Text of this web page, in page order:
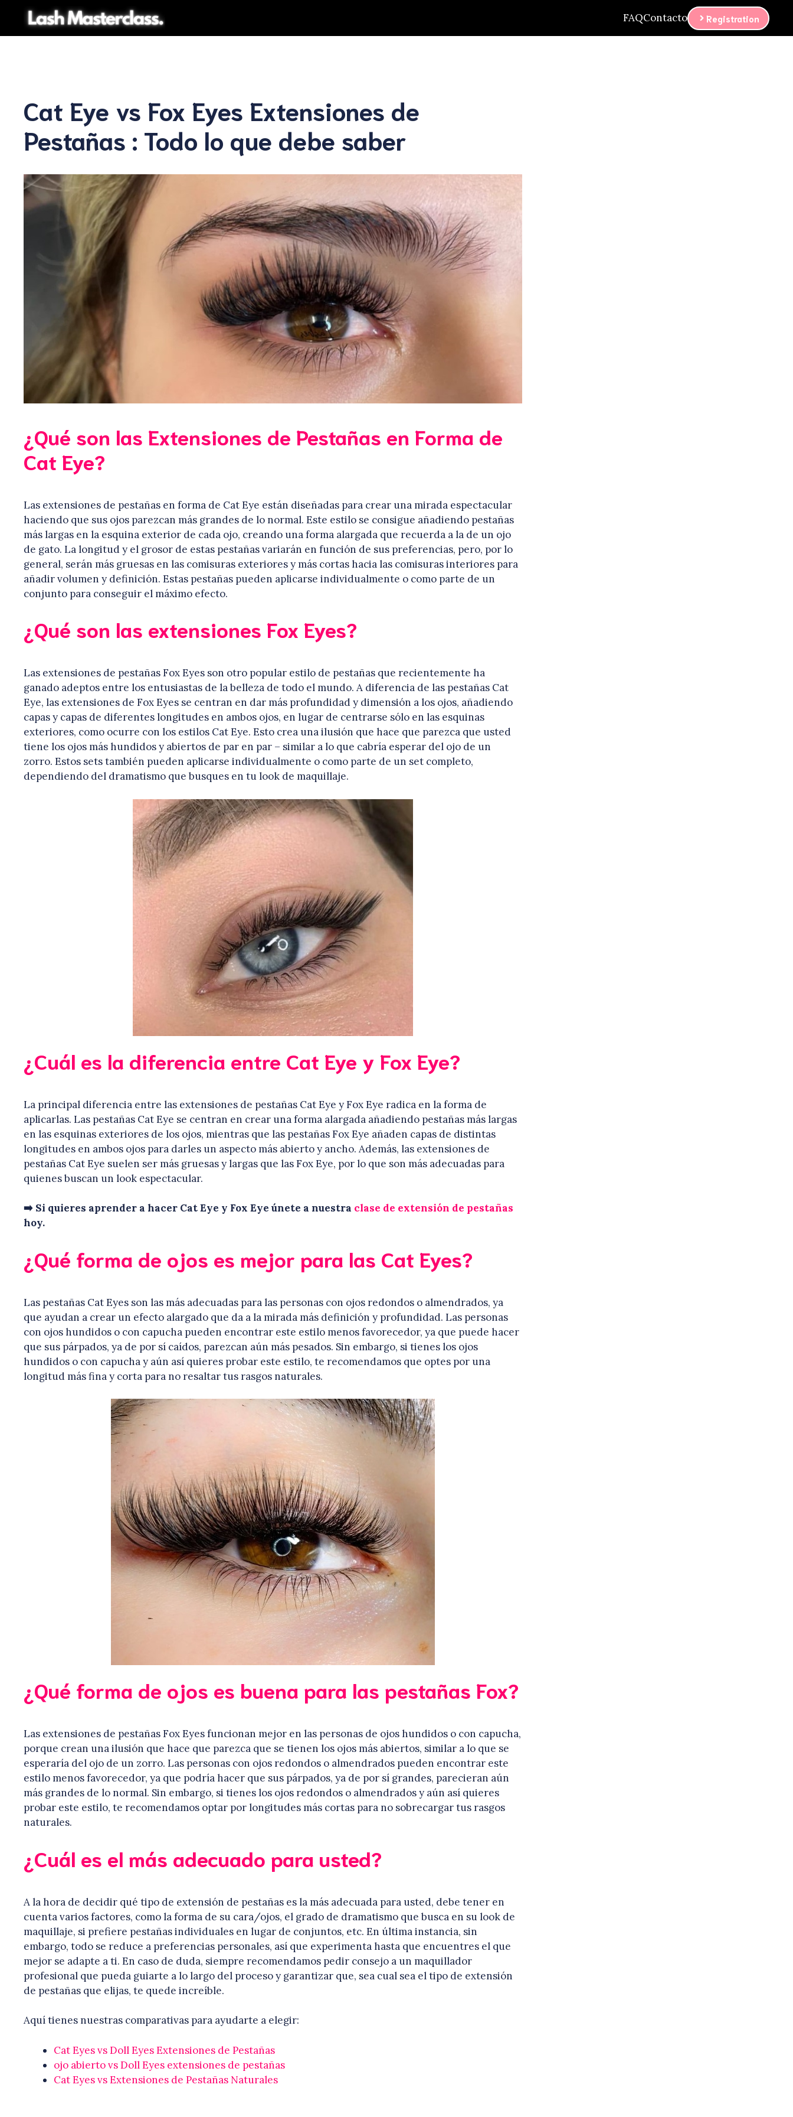
contenido
FAQContacto Registration
Cat Eye vs Fox Eyes Extensiones de
Pestañas : Todo lo que debe saber
¿Qué son las Extensiones de Pestañas en Forma de
Cat Eye?
Las extensiones de pestañas en forma de Cat Eye están diseñadas para crear una mirada espectacular
haciendo que sus ojos parezcan más grandes de lo normal. Este estilo se consigue añadiendo pestañas
más largas en la esquina exterior de cada ojo, creando una forma alargada que recuerda a la de un ojo
de gato. La longitud y el grosor de estas pestañas variarán en función de sus preferencias, pero, por lo
general, serán más gruesas en las comisuras exteriores y más cortas hacia las comisuras interiores para
añadir volumen y definición. Estas pestañas pueden aplicarse individualmente o como parte de un
conjunto para conseguir el máximo efecto.
¿Qué son las extensiones Fox Eyes?
Las extensiones de pestañas Fox Eyes son otro popular estilo de pestañas que recientemente ha
ganado adeptos entre los entusiastas de la belleza de todo el mundo. A diferencia de las pestañas Cat
Eye, las extensiones de Fox Eyes se centran en dar más profundidad y dimensión a los ojos, añadiendo
capas y capas de diferentes longitudes en ambos ojos, en lugar de centrarse sólo en las esquinas
exteriores, como ocurre con los estilos Cat Eye. Esto crea una ilusión que hace que parezca que usted
tiene los ojos más hundidos y abiertos de par en par – similar a lo que cabría esperar del ojo de un
zorro. Estos sets también pueden aplicarse individualmente o como parte de un set completo,
dependiendo del dramatismo que busques en tu look de maquillaje.
¿Cuál es la diferencia entre Cat Eye y Fox Eye?
La principal diferencia entre las extensiones de pestañas Cat Eye y Fox Eye radica en la forma de
aplicarlas. Las pestañas Cat Eye se centran en crear una forma alargada añadiendo pestañas más largas
en las esquinas exteriores de los ojos, mientras que las pestañas Fox Eye añaden capas de distintas
longitudes en ambos ojos para darles un aspecto más abierto y ancho. Además, las extensiones de
pestañas Cat Eye suelen ser más gruesas y largas que las Fox Eye, por lo que son más adecuadas para
quienes buscan un look espectacular.
➡️ Si quieres aprender a hacer Cat Eye y Fox Eye únete a nuestra clase de extensión de pestañas
hoy.
¿Qué forma de ojos es mejor para las Cat Eyes?
Las pestañas Cat Eyes son las más adecuadas para las personas con ojos redondos o almendrados, ya
que ayudan a crear un efecto alargado que da a la mirada más definición y profundidad. Las personas
con ojos hundidos o con capucha pueden encontrar este estilo menos favorecedor, ya que puede hacer
que sus párpados, ya de por sí caídos, parezcan aún más pesados. Sin embargo, si tienes los ojos
hundidos o con capucha y aún así quieres probar este estilo, te recomendamos que optes por una
longitud más fina y corta para no resaltar tus rasgos naturales.
¿Qué forma de ojos es buena para las pestañas Fox?
Las extensiones de pestañas Fox Eyes funcionan mejor en las personas de ojos hundidos o con capucha,
porque crean una ilusión que hace que parezca que se tienen los ojos más abiertos, similar a lo que se
esperaría del ojo de un zorro. Las personas con ojos redondos o almendrados pueden encontrar este
estilo menos favorecedor, ya que podría hacer que sus párpados, ya de por sí grandes, parecieran aún
más grandes de lo normal. Sin embargo, si tienes los ojos redondos o almendrados y aún así quieres
probar este estilo, te recomendamos optar por longitudes más cortas para no sobrecargar tus rasgos
naturales.
¿Cuál es el más adecuado para usted?
A la hora de decidir qué tipo de extensión de pestañas es la más adecuada para usted, debe tener en
cuenta varios factores, como la forma de su cara/ojos, el grado de dramatismo que busca en su look de
maquillaje, si prefiere pestañas individuales en lugar de conjuntos, etc. En última instancia, sin
embargo, todo se reduce a preferencias personales, así que experimenta hasta que encuentres el que
mejor se adapte a ti. En caso de duda, siempre recomendamos pedir consejo a un maquillador
profesional que pueda guiarte a lo largo del proceso y garantizar que, sea cual sea el tipo de extensión
de pestañas que elijas, te quede increíble.
Aquí tienes nuestras comparativas para ayudarte a elegir:
Cat Eyes vs Doll Eyes Extensiones de Pestañas
ojo abierto vs Doll Eyes extensiones de pestañas
Cat Eyes vs Extensiones de Pestañas Naturales